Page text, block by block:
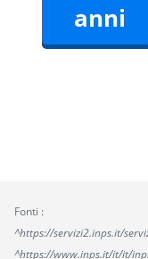
anni
Fonti :
^https://servizi2.inps.it/
^https://www.inps.it/it/it/